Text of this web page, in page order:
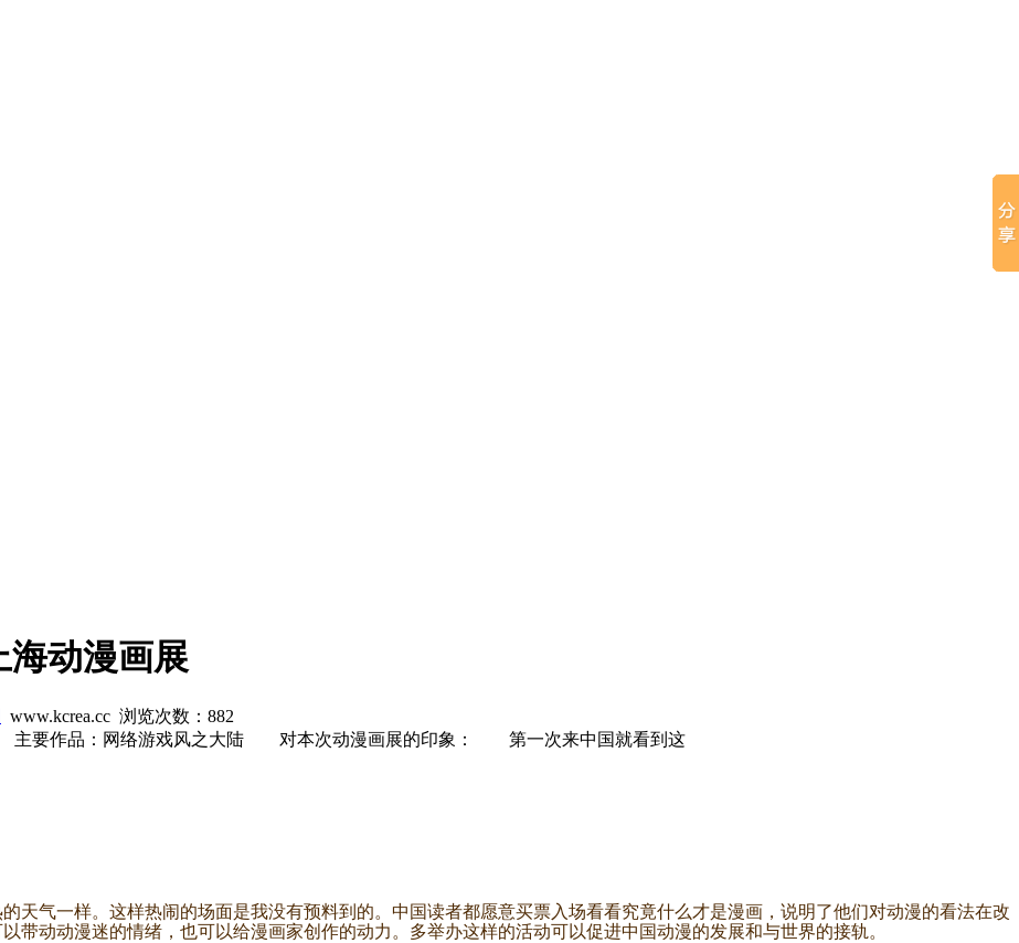
海动漫画展
www.kcrea.cc 浏览次数： 882
要作品：网络游戏风之大陆 对本次动漫画展的印象： 第一次来中国就看到这
气一样。这样热闹的场面是我没有预料到的。中国读者都愿意买票入场看看究竟什么才是漫画，说明了他们对动漫的看法在改
带动动漫迷的情绪，也可以给漫画家创作的动力。多举办这样的活动可以促进中国动漫的发展和与世界的接轨。